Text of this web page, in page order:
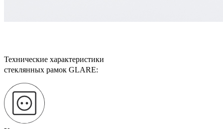
Технические характеристики
стеклянных рамок GLARE: